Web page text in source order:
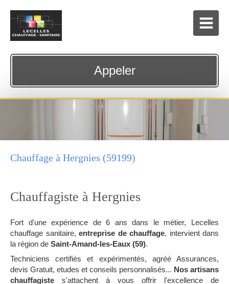
Appeler
Chauffage à Hergnies (59199)
Chauffagiste à Hergnies
Fort d'une expérience de 6 ans dans le métier, Lecelles
chauffage sanitaire, entreprise de chauffage, intervient dans
la région de Saint-Amand-les-Eaux (59).
Techniciens certifiés et expérimentés, agréé Assurances,
devis Gratuit, etudes et conseils personnalisés... Nos artisans
chauffagiste s'attachent à vous offrir l'excellence de